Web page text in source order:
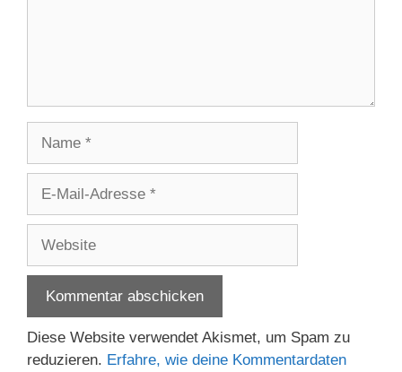
Adresse
Diese Website verwendet Akismet, um Spam zu
reduzieren. Erfahre, wie deine Kommentardaten